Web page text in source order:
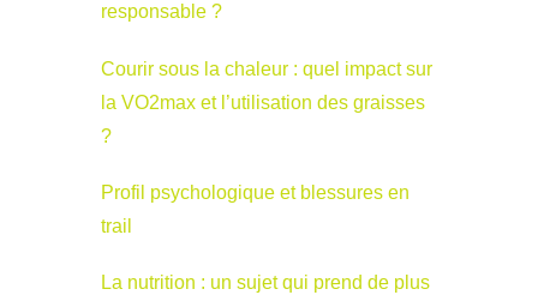
responsable ?
Courir sous la chaleur : quel impact sur
la VO2max et l’utilisation des graisses
?
Profil psychologique et blessures en
trail
La nutrition : un sujet qui prend de plus